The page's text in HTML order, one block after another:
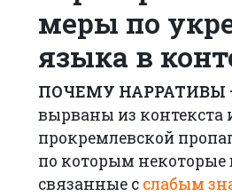
меры по
языка в
ПОЧЕМУ НАРРАТИВЫ
вырваны из контекста
прокремлевской
по которым
связанные с слабым